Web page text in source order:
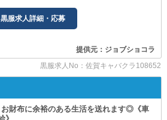
！
よりお待ちしております。
ンス。
です！
】
ったものの購入費用に充てたり
黒服求人詳細・応募
提供元：ジョブショコラ
黒服求人No：佐賀キャバクラ108652
財布に余裕のある生活を送れます◎《車